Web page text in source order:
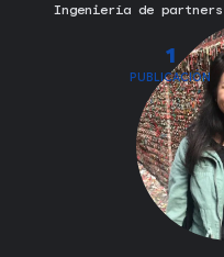
1
PUBLICACIÓN
Ingeniería de